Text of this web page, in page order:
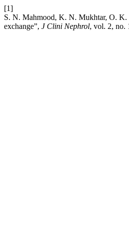
[1]
S. N. Mahmood, K. N. Mukhtar, O. K.
exchange”, J Clini Nephrol, vol. 2, no.